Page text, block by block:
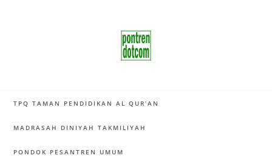
TPQ TAMAN PENDIDIKAN AL QUR’AN
MADRASAH DINIYAH TAKMILIYAH
PONDOK PESANTREN UMUM